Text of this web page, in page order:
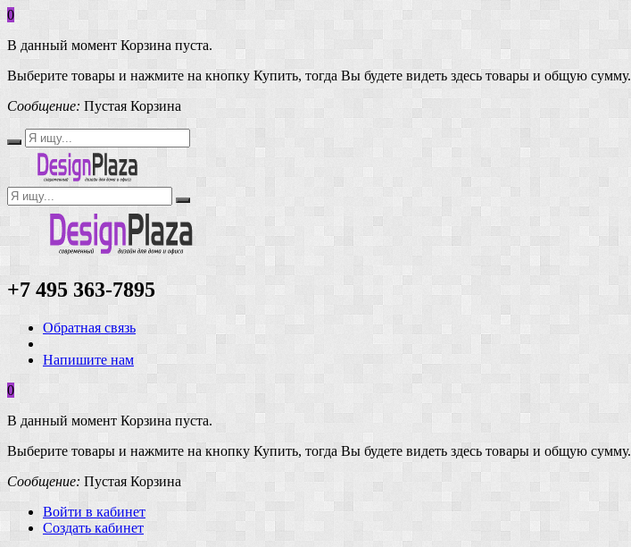
0
В данный момент Корзина пуста.
Выберите товары и нажмите на кнопку Купить, тогда Вы будете видеть здесь товары и общую сумму.
Сообщение: Пустая Корзина
+7 495 363-7895
Обратная связь
Напишите нам
0
В данный момент Корзина пуста.
Выберите товары и нажмите на кнопку Купить, тогда Вы будете видеть здесь товары и общую сумму.
Сообщение: Пустая Корзина
Войти в кабинет
Создать кабинет